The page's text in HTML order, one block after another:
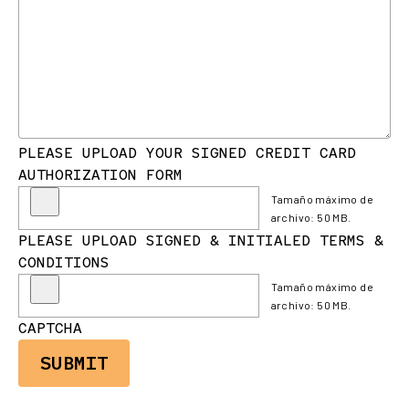
PLEASE UPLOAD YOUR SIGNED CREDIT CARD
AUTHORIZATION FORM
Tamaño máximo de
archivo: 50 MB.
PLEASE UPLOAD SIGNED & INITIALED TERMS &
CONDITIONS
Tamaño máximo de
archivo: 50 MB.
CAPTCHA